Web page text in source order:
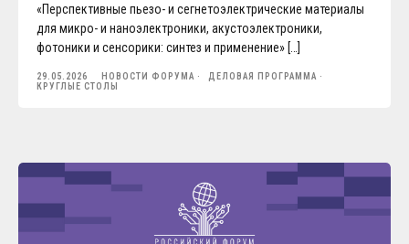
«Перспективные пьезо- и сегнетоэлектрические материалы
для микро- и наноэлектроники, акустоэлектроники,
фотоники и сенсорики: синтез и применение» […]
29.05.2026 НОВОСТИ ФОРУМА
ДЕЛОВАЯ ПРОГРАММА
КРУГЛЫЕ СТОЛЫ